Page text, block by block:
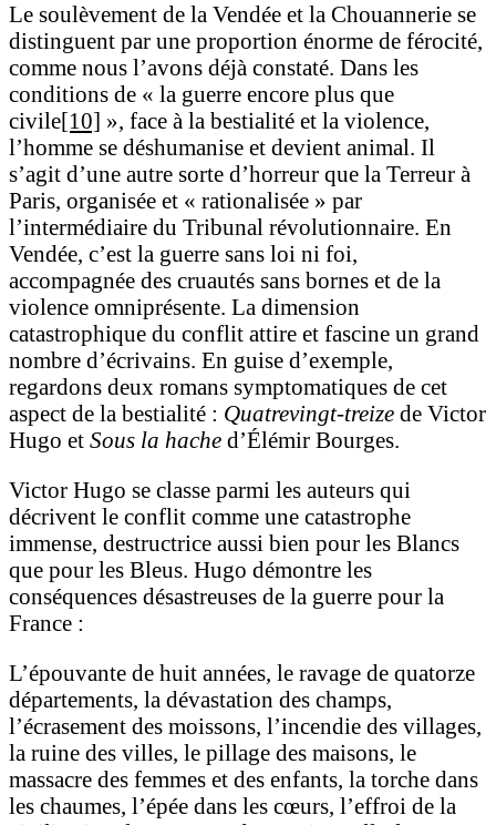
Le soulèvement de la Vendée et la Chouannerie se
distinguent par une proportion énorme de férocité,
comme nous l’avons déjà constaté. Dans les
conditions de « la guerre encore plus que
civile[10] », face à la bestialité et la violence,
l’homme se déshumanise et devient animal. Il
s’agit d’une autre sorte d’horreur que la Terreur à
Paris, organisée et « rationalisée » par
l’intermédiaire du Tribunal révolutionnaire. En
Vendée, c’est la guerre sans loi ni foi,
accompagnée des cruautés sans bornes et de la
violence omniprésente. La dimension
catastrophique du conflit attire et fascine un grand
nombre d’écrivains. En guise d’exemple,
regardons deux romans symptomatiques de cet
aspect de la bestialité : Quatrevingt-treize de Victor
Hugo et Sous la hache d’Élémir Bourges.
Victor Hugo se classe parmi les auteurs qui
décrivent le conflit comme une catastrophe
immense, destructrice aussi bien pour les Blancs
que pour les Bleus. Hugo démontre les
conséquences désastreuses de la guerre pour la
France :
L’épouvante de huit années, le ravage de quatorze
départements, la dévastation des champs,
l’écrasement des moissons, l’incendie des villages,
la ruine des villes, le pillage des maisons, le
massacre des femmes et des enfants, la torche dans
les chaumes, l’épée dans les cœurs, l’effroi de la